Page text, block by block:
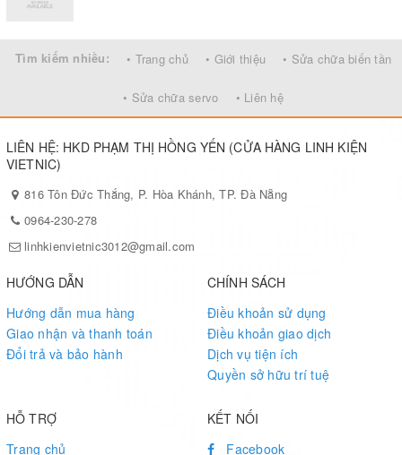
Tìm kiếm nhiều: • Trang chủ • Giới thiệu • Sửa chữa biến tần
• Sửa chữa servo • Liên hệ
LIÊN HỆ: HKD PHẠM THỊ HỒNG YẾN (CỬA HÀNG LINH KIỆN
VIETNIC)
816 Tôn Đức Thắng, P. Hòa Khánh, TP. Đà Nẵng
0964-230-278
linhkienvietnic3012@gmail.com
HƯỚNG DẪN
Hướng dẫn mua hàng
Giao nhận và thanh toán
Đổi trả và bảo hành
CHÍNH SÁCH
Điều khoản sử dụng
Điều khoản giao dịch
Dịch vụ tiện ích
Quyền sở hữu trí tuệ
HỖ TRỢ
Trang chủ
KẾT NỐI
Facebook